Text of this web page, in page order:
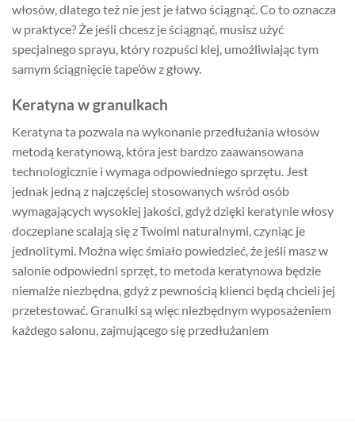
włosów, dlatego też nie jest je łatwo ściągnąć. Co to oznacza
w praktyce? Że jeśli chcesz je ściągnąć, musisz użyć
specjalnego sprayu, który rozpuści klej, umożliwiając tym
samym ściągnięcie tape’ów z głowy.
Keratyna w granulkach
Keratyna ta pozwala na wykonanie przedłużania włosów
metodą keratynową, która jest bardzo zaawansowana
technologicznie i wymaga odpowiedniego sprzętu. Jest
jednak jedną z najczęściej stosowanych wśród osób
wymagających wysokiej jakości, gdyż dzięki keratynie włosy
doczepiane scalają się z Twoimi naturalnymi, czyniąc je
jednolitymi. Można więc śmiało powiedzieć, że jeśli masz w
salonie odpowiedni sprzęt, to metoda keratynowa będzie
niemalże niezbędna, gdyż z pewnością klienci będą chcieli jej
przetestować. Granulki są więc niezbędnym wyposażeniem
każdego salonu, zajmującego się przedłużaniem